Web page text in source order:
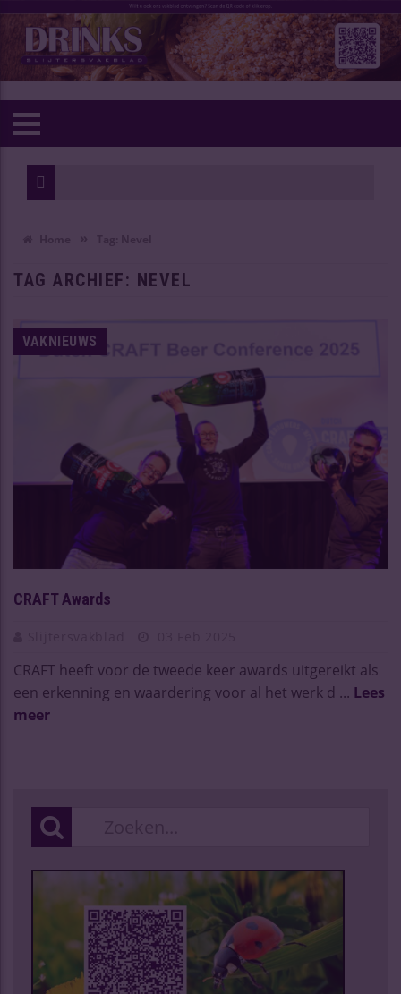
TAG ARCHIEF: NEVEL
VAKNIEUWS
CRAFT Awards
CRAFT heeft voor de tweede keer awards uitgereikt als
een erkenning en waardering voor al het werk d ... Lees
meer